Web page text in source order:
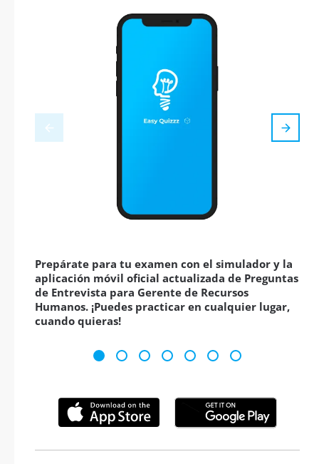
Prepárate para tu examen con el simulador y la
aplicación móvil oficial actualizada de Preguntas
de Entrevista para Gerente de Recursos
Humanos. ¡Puedes practicar en cualquier lugar,
cuando quieras!